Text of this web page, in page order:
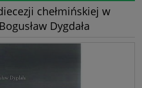
chełmińskiej w
Dygdała